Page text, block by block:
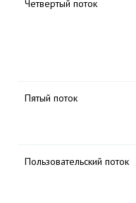
Четвертый поток
Пятый поток
Пользовательский поток